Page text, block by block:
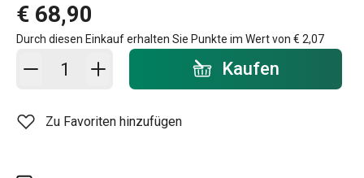
€ 68,90
Durch diesen Einkauf erhalten Sie Punkte im Wert von € 2,07
In den Warenkorb - Menge Kaufen
Zu Favoriten hinzufügen